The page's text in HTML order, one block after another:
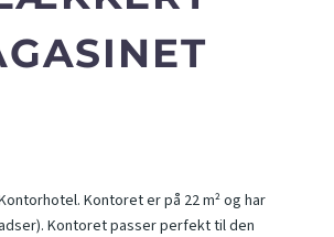
Kontoret er på 22 m² og har
Kontoret passer perfekt til den